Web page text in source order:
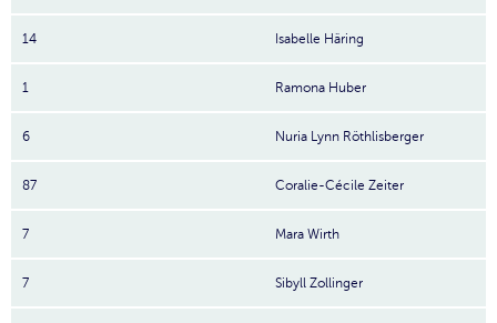
14 Isabelle Häring
1 Ramona Huber
6 Nuria Lynn Röthlisberger
87 Coralie-Cécile Zeiter
7 Mara Wirth
7 Sibyll Zollinger